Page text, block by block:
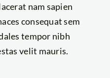
nam sapien
consequat sem
tempor nibh
velit mauris.